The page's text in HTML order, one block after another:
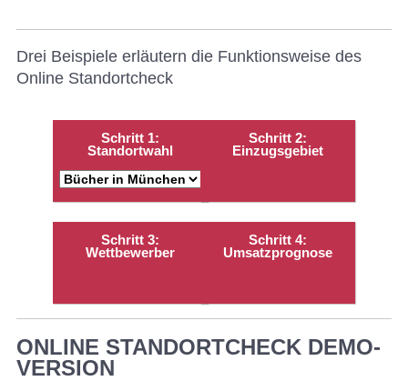
Drei Beispiele erläutern die Funktionsweise des
Online Standortcheck
Schritt 1:
Standortwahl
Schritt 2:
Einzugsgebiet
Schritt 3:
Wettbewerber
Schritt 4:
Umsatzprognose
ONLINE STANDORTCHECK DEMO-
VERSION